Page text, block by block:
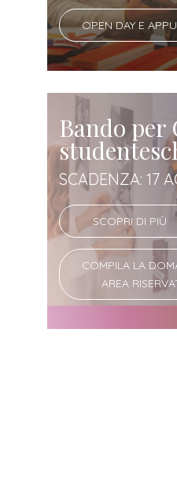
OPEN DAY E
Bando
SCADENZA: 17
SCOPRI DI PIÙ
COMPILA LA
AREA